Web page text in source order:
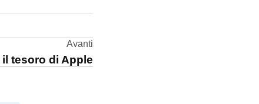
Avanti
tesoro di Apple